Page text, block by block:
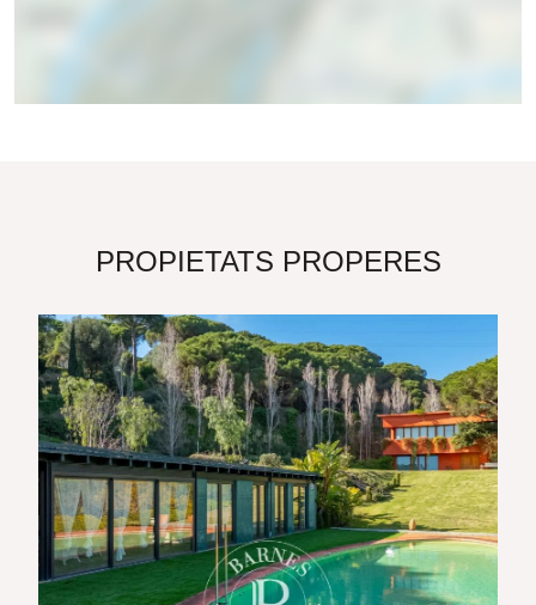
PROPIETATS PROPERES